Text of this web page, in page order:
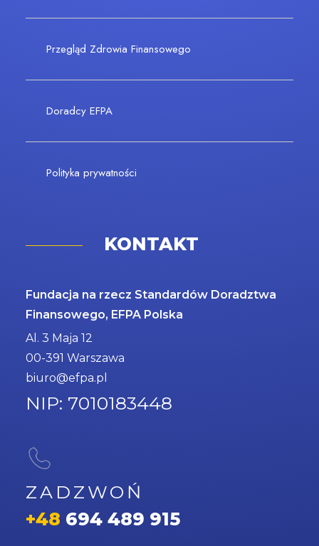
Przegląd Zdrowia Finansowego
Doradcy EFPA
Polityka prywatności
KONTAKT
Fundacja na rzecz Standardów Doradztwa
Finansowego, EFPA Polska
Al. 3 Maja 12
00-391 Warszawa
biuro@efpa.pl
NIP: 7010183448
ZADZWOŃ
+48 694 489 915